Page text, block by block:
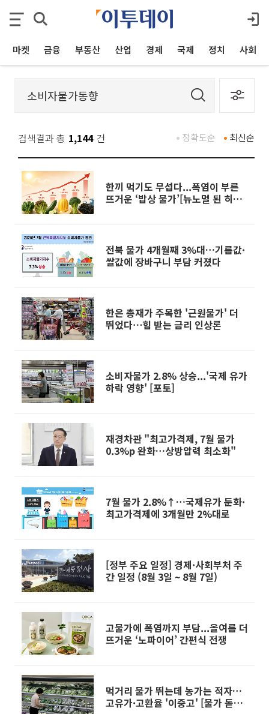
마켓 금융 부동산 산업 경제 국제 정치 사회
검색결과 총 1,144 건 최신순
정확도순
한끼 먹기도 무섭다...폭염이 부른
뜨거운 ‘밥상 물가’[뉴노멀 된 히트
전북 물가 4개월째 3%대…기름값·
쌀값에 장바구니 부담 커졌다
한은 총재가 주목한 '근원물가' 더
뛰었다⋯힘 받는 금리 인상론
소비자물가 2.8% 상승...'국제 유가
하락 영향' [포토]
재경차관 "최고가격제, 7월 물가
0.3%p 완화…상방압력 최소화"
7월 물가 2.8%↑…국제유가 둔화·
최고가격제에 3개월만 2%대로
[정부 주요 일정] 경제·사회부처 주
간 일정 (8월 3일 ~ 8월 7일)
고물가에 폭염까지 부담...올여름 더
뜨거운 ‘노파이어’ 간편식 전쟁
먹거리 물가 뛰는데 농가는 적자…
고유가·고환율 '이중고' [물가 돋보